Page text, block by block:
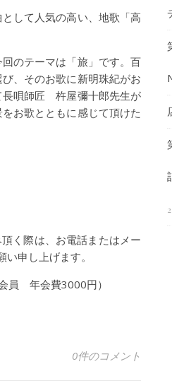
して人気の高い、地歌「高
のテーマは「旅」です。百
、そのお歌に新明珠紀がお
長唄師匠 杵屋彌十郎先生が
お歌とともに感じて頂けた
く際は、お電話またはメー
申し上げます。
員 年会費3000円）
0件のコメント